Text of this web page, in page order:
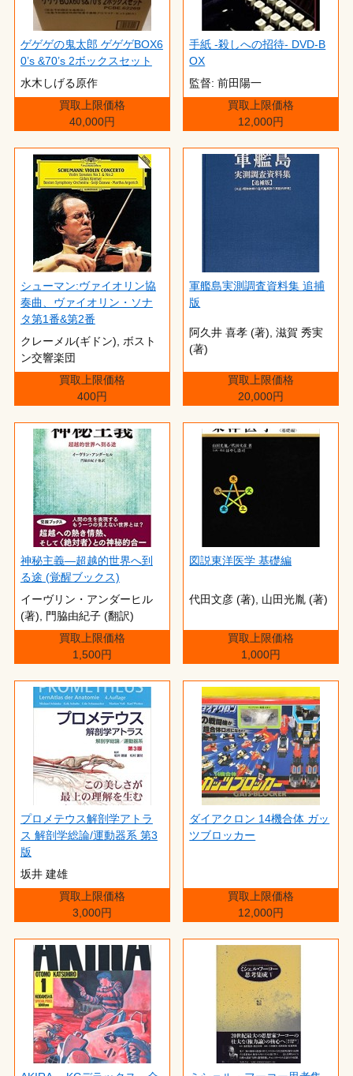
ゲゲゲの鬼太郎 ゲゲゲBOX6
0’s &70’s 2ボックスセット
水木しげる原作
買取上限価格
40,000円
手紙 -殺しへの招待- DVD-B
OX
監督: 前田陽一
買取上限価格
12,000円
シューマン:ヴァイオリン協
奏曲、ヴァイオリン・ソナ
タ第1番&第2番
クレーメル(ギドン), ボスト
ン交響楽団
買取上限価格
400円
軍艦島実測調査資料集 追捕
版
阿久井 喜孝 (著),‎ 滋賀 秀実
(著)
買取上限価格
20,000円
神秘主義―超越的世界へ到
る途 (覚醒ブックス)
イーヴリン・アンダーヒル
(著),‎ 門脇由紀子 (翻訳)
買取上限価格
1,500円
図説東洋医学 基礎編
代田文彦 (著),‎ 山田光胤 (著)
買取上限価格
1,000円
プロメテウス解剖学アトラ
ス 解剖学総論/運動器系 第3
版
坂井 建雄
買取上限価格
3,000円
ダイアクロン 14機合体 ガッ
ツブロッカー
買取上限価格
12,000円